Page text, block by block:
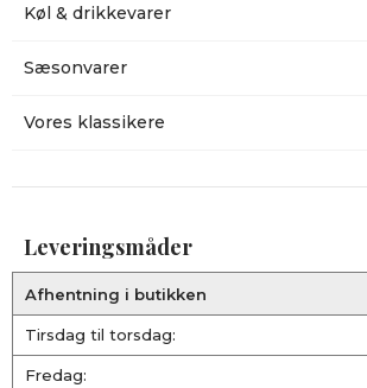
Køl & drikkevarer
Sæsonvarer
Vores klassikere
Leveringsmåder
Afhentning i butikken
Tirsdag til torsdag:
Fredag: